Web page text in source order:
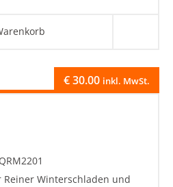
€30.00 inkl. MwSt.
Reiner Winterschladen und